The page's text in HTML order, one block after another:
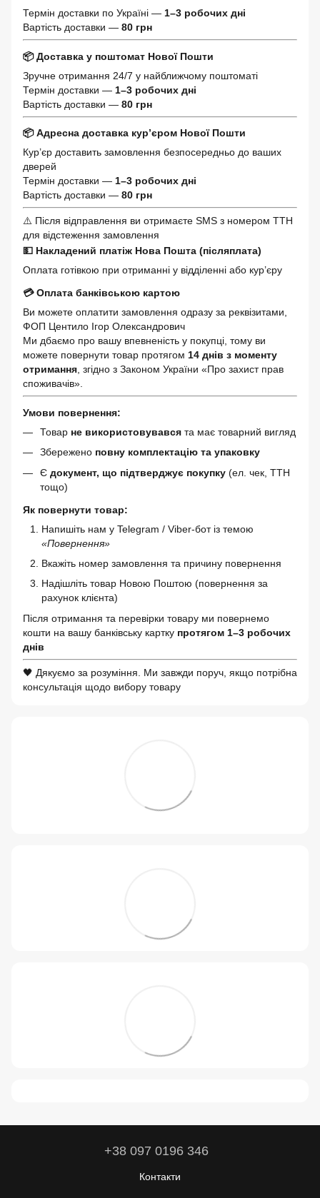
Термін доставки по Україні — 1–3 робочих дні
Вартість доставки — 80 грн
📦 Доставка у поштомат Нової Пошти
Зручне отримання 24/7 у найближчому поштоматі
Термін доставки — 1–3 робочих дні
Вартість доставки — 80 грн
📦 Адресна доставка кур’єром Нової Пошти
Кур’єр доставить замовлення безпосередньо до ваших
дверей
Термін доставки — 1–3 робочих дні
Вартість доставки — 80 грн
⚠️ Після відправлення ви отримаєте SMS з номером ТТН
для відстеження замовлення
💵 Накладений платіж Нова Пошта (післяплата)
Оплата готівкою при отриманні у відділенні або кур’єру
💳 Оплата банківською картою
Ви можете оплатити замовлення одразу за реквізитами,
ФОП Центило Ігор Олександрович
Ми дбаємо про вашу впевненість у покупці, тому ви
можете повернути товар протягом 14 днів з моменту
отримання , згідно з Законом України «Про захист прав
споживачів».
Умови повернення:
Товар не використовувався та має товарний вигляд
Збережено повну комплектацію та упаковку
Є документ, що підтверджує покупку (ел. чек, ТТН
тощо)
Як повернути товар:
Напишіть нам у Telegram / Viber-бот із темою
«Повернення»
Вкажіть номер замовлення та причину повернення
Надішліть товар Новою Поштою (повернення за
рахунок клієнта)
Після отримання та перевірки товару ми повернемо
кошти на вашу банківську картку протягом 1–3 робочих
днів
🖤 Дякуємо за розуміння. Ми завжди поруч, якщо потрібна
консультація щодо вибору товару
+38 097 0196 346
Контакти